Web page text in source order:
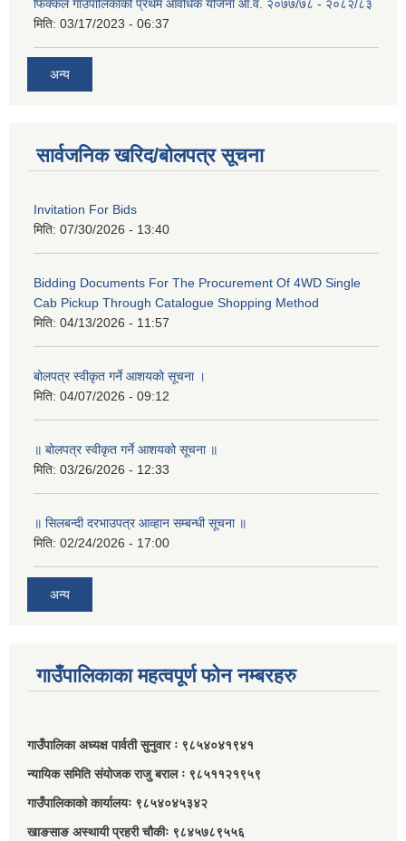
फिक्कल गाउँपालिकाको प्रथम आवधिक योजना आ.व. २०७७/७८ - २०८२/८३
मिति: 03/17/2023 - 06:37
अन्य
सार्वजनिक खरिद/बोलपत्र सूचना
Invitation For Bids
मिति: 07/30/2026 - 13:40
Bidding Documents For The Procurement Of 4WD Single
Cab Pickup Through Catalogue Shopping Method
मिति: 04/13/2026 - 11:57
बोलपत्र स्वीकृत गर्ने आशयको सूचना ।
मिति: 04/07/2026 - 09:12
॥ बोलपत्र स्वीकृत गर्ने आशयको सूचना ॥
मिति: 03/26/2026 - 12:33
॥ सिलबन्दी दरभाउपत्र आव्हान सम्बन्धी सूचना ॥
मिति: 02/24/2026 - 17:00
अन्य
गाउँपालिकाका महत्वपूर्ण फोन नम्बरहरु
गाउँपालिका अध्यक्ष पार्वती सुनुवार ः ९८५४०४१९४१
न्यायिक समिति संयोजक राजु बराल ः ९८५११२१९५९
गाउँपालिकाको कार्यालयः ९८५४०४५३४२
खाङसाङ अस्थायी प्रहरी चौकीः ९८४५७८९५५६